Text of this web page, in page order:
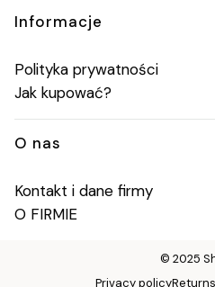
Informacje
Polityka prywatności
Jak kupować?
O nas
Kontakt i dane firmy
O FIRMIE
© 2025
Privacy policyReturns